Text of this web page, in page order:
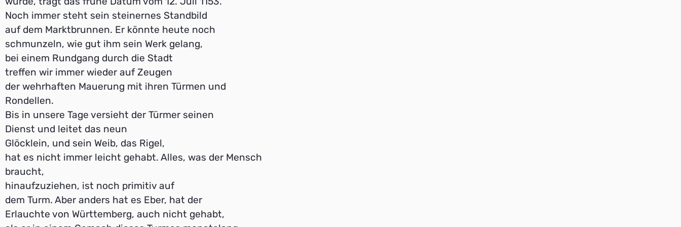
Noch immer steht sein steinernes Standbild
auf dem Marktbrunnen. Er könnte heute noch
schmunzeln, wie gut ihm sein Werk gelang,
bei einem Rundgang durch die Stadt
treffen wir immer wieder auf Zeugen
der wehrhaften Mauerung mit ihren Türmen und
Rondellen.
Bis in unsere Tage versieht der Türmer seinen
Dienst und leitet das neun
Glöcklein, und sein Weib, das Rigel,
hat es nicht immer leicht gehabt. Alles, was der Mensch
braucht,
hinaufzuziehen, ist noch primitiv auf
dem Turm. Aber anders hat es Eber, hat der
Erlauchte von Württemberg, auch nicht gehabt,